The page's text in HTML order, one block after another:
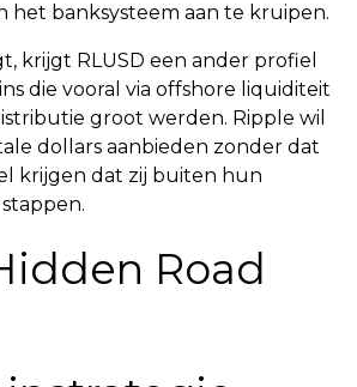
het banksysteem aan te kruipen.
krijgt RLUSD een ander profiel
die vooral via offshore liquiditeit
groot werden. Ripple wil
dollars aanbieden zonder dat
krijgen dat zij buiten hun
Road